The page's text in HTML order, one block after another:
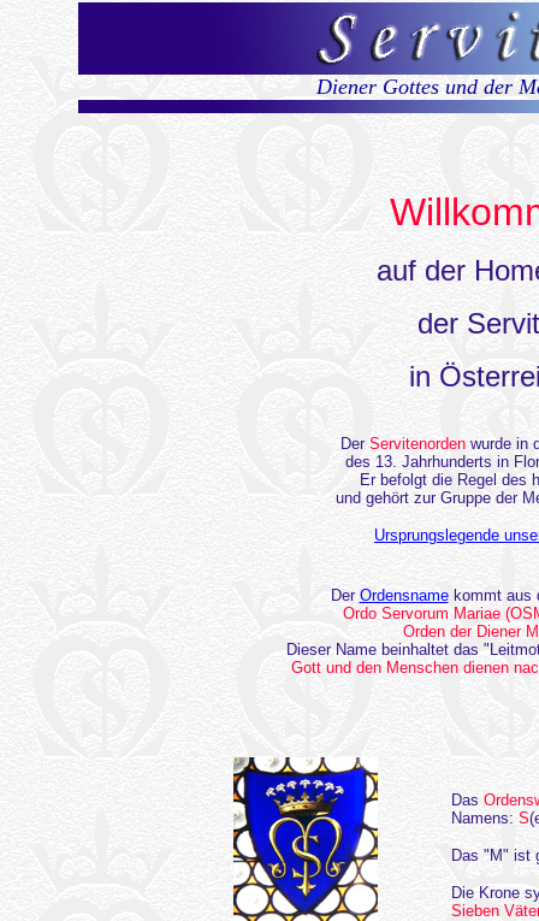
Diener Gottes und der
auf der
der
in
Der Servitenorden wurde in
des 13. Jahrhunderts in
Er befolgt die Regel des
und gehört zur Gruppe der
Ursprungslegende
Der Ordensnamekommt aus
Ordo Servorum Mariae
Orden der Diener
Dieser Name beinhaltet das
Gott und den Menschen dienen
Das
Namens: S
Das "M" ist
Die Krone
Sieben